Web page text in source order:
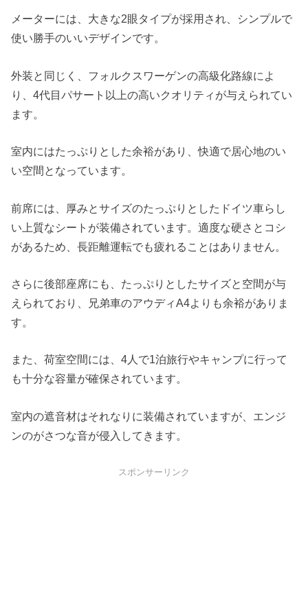
メーターには、大きな2眼タイプが採用され、シンプルで
使い勝手のいいデザインです。
外装と同じく、フォルクスワーゲンの高級化路線によ
り、4代目パサート以上の高いクオリティが与えられてい
ます。
室内にはたっぷりとした余裕があり、快適で居心地のい
い空間となっています。
前席には、厚みとサイズのたっぷりとしたドイツ車らし
い上質なシートが装備されています。適度な硬さとコシ
があるため、長距離運転でも疲れることはありません。
さらに後部座席にも、たっぷりとしたサイズと空間が与
えられており、兄弟車のアウディA4よりも余裕がありま
す。
また、荷室空間には、4人で1泊旅行やキャンプに行って
も十分な容量が確保されています。
室内の遮音材はそれなりに装備されていますが、エンジ
ンのがさつな音が侵入してきます。
スポンサーリンク